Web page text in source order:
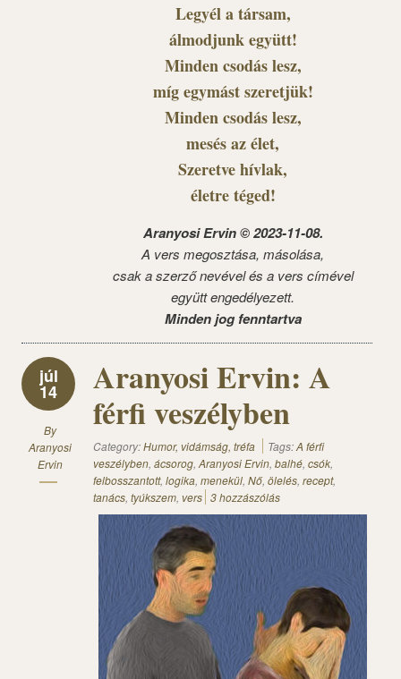
Legyél a társam,
álmodjunk együtt!
Minden csodás lesz,
míg egymást szeretjük!
Minden csodás lesz,
mesés az élet,
Szeretve hívlak,
életre téged!
Aranyosi Ervin © 2023-11-08.
A vers megosztása, másolása,
csak a szerző nevével és a vers címével
együtt engedélyezett.
Minden jog fenntartva
júl
14
By
Aranyosi
Ervin
Aranyosi Ervin: A
férfi veszélyben
Category:Humor, vidámság, tréfa Tags:A férfi
veszélyben, ácsorog, Aranyosi Ervin, balhé, csók,
felbosszantott, logika, menekül, Nő, ölelés, recept,
tanács, tyúkszem, vers 3 hozzászólás